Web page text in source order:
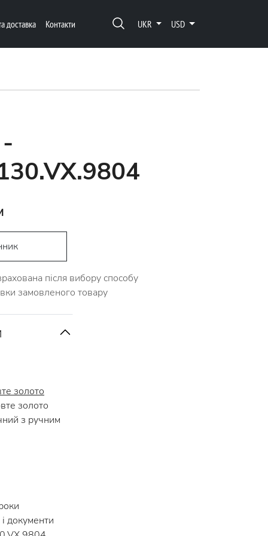
доставка Контакти UKR USD
після вибору способу
замовленого товару
золото
золото
з ручним
документи